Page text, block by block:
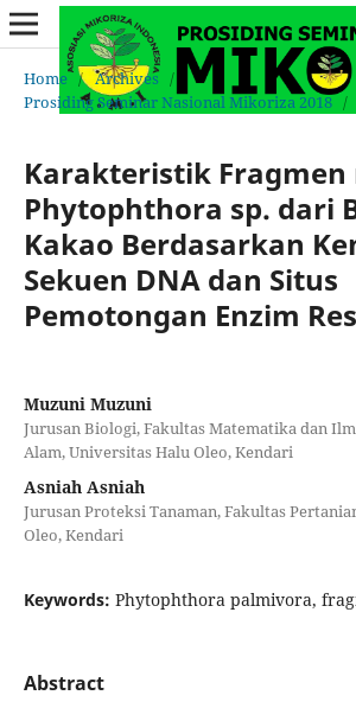
Home / Archives /
Prosiding Seminar Nasional Mikoriza 2018 /
Karakteristik Fragmen
Phytophthora sp. dari
Kakao Berdasarkan
Sekuen DNA dan Situs
Pemotongan Enzim
Muzuni Muzuni
Jurusan Biologi, Fakultas Matematika dan
Alam, Universitas Halu Oleo, Kendari
Asniah Asniah
Jurusan Proteksi Tanaman, Fakultas
Oleo, Kendari
Keywords: Phytophthora palmivora,
Abstract